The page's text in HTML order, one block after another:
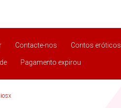
Contacte-nos Contos eróticos
Pagamento expirou